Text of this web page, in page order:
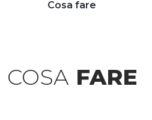
Cosa fare
COSA FARE